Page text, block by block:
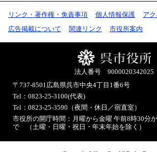
リンク・著作権・免責事項 個人情報保護
ア
広告掲載について
関連リンク 市役所案内
法人番号 9000020342025
〒737-8501 広島県呉市中央4丁目1番6号
Tel：0823-25-3100(代表)
Tel：0823-25-3590（夜間・休日／宿直室）
市役所の開庁時間：月曜から金曜 午前8時30分
で （土曜・日曜・祝日・年末年始を除く）